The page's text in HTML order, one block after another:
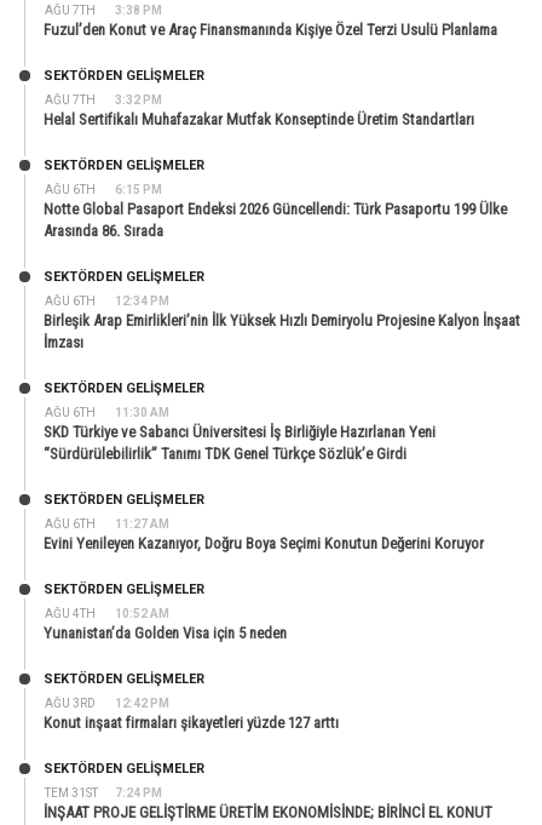
AĞU 7TH 3:38 PM
Fuzul’den Konut ve Araç Finansmanında Kişiye Özel Terzi Usulü Planlama
AĞU 7TH 3:32 PM
SEKTÖRDEN GELIŞMELER
Helal Sertifikalı Muhafazakar Mutfak Konseptinde Üretim Standartları
AĞU 6TH 6:15 PM
SEKTÖRDEN GELIŞMELER
Notte Global Pasaport Endeksi 2026 Güncellendi: Türk Pasaportu 199 Ülke
Arasında 86. Sırada
AĞU 6TH 12:34 PM
SEKTÖRDEN GELIŞMELER
Birleşik Arap Emirlikleri’nin İlk Yüksek Hızlı Demiryolu Projesine Kalyon İnşaat
İmzası
AĞU 6TH 11:30 AM
SEKTÖRDEN GELIŞMELER
SKD Türkiye ve Sabancı Üniversitesi İş Birliğiyle Hazırlanan Yeni
“Sürdürülebilirlik” Tanımı TDK Genel Türkçe Sözlük’e Girdi
AĞU 6TH 11:27 AM
SEKTÖRDEN GELIŞMELER
Evini Yenileyen Kazanıyor, Doğru Boya Seçimi Konutun Değerini Koruyor
AĞU 4TH 10:52 AM
SEKTÖRDEN GELIŞMELER
Yunanistan’da Golden Visa için 5 neden
AĞU 3RD 12:42 PM
SEKTÖRDEN GELIŞMELER
Konut inşaat firmaları şikayetleri yüzde 127 arttı
TEM 31ST 7:24 PM
SEKTÖRDEN GELIŞMELER
İNŞAAT PROJE GELİŞTİRME ÜRETİM EKONOMİSİNDE; BİRİNCİ EL KONUT